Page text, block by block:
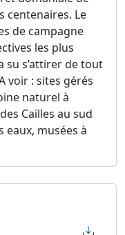
centenaires. Le
de campagne
les plus
su s’attirer de tout
voir : sites gérés
naturel à
Cailles au sud
eaux, musées à